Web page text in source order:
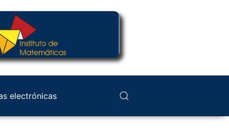
electrónicas